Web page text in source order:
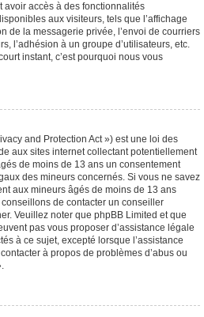
accès à des fonctionnalités
aux visiteurs, tels que l’affichage
de la messagerie privée, l’envoi de courriers
l’adhésion à un groupe d’utilisateurs, etc.
instant, c’est pourquoi nous vous
and Protection Act ») est une loi des
aux sites internet collectant potentiellement
de moins de 13 ans un consentement
des mineurs concernés. Si vous ne savez
aux mineurs âgés de moins de 13 ans
de contacter un conseiller
Veuillez noter que phpBB Limited et que
pas vous proposer d’assistance légale
à ce sujet, excepté lorsque l’assistance
à propos de problèmes d’abus ou